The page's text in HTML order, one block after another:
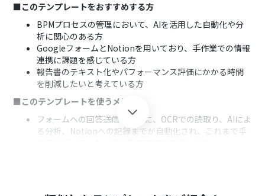
■このテンプレートをおすすめする方
BPMプロセスの管理において、AIを活用した自動化や分
析に関心のある方
GoogleフォームとNotionを用いており、手作業での情報
連携に課題を感じている方
報告書のテキスト化やパフォーマンス評価にかかる時間
を削減したいと考えている方
■このテンプレートを使うメリット
フォームへの回答送信を起点に、OCRでの読取り、AIによ
る分析、Notionへの記録までが自動化され、これまで手